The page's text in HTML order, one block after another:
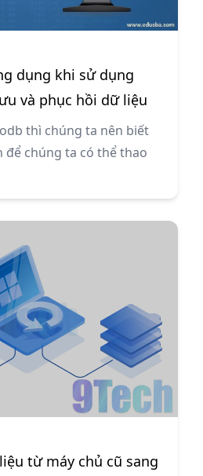
dụng khi sử dụng
và phục hồi dữ liệu
thì chúng ta nên biết
để chúng ta có thể thao
trên mongodb như tạo
và phục hồi database
từ máy chủ cũ sang